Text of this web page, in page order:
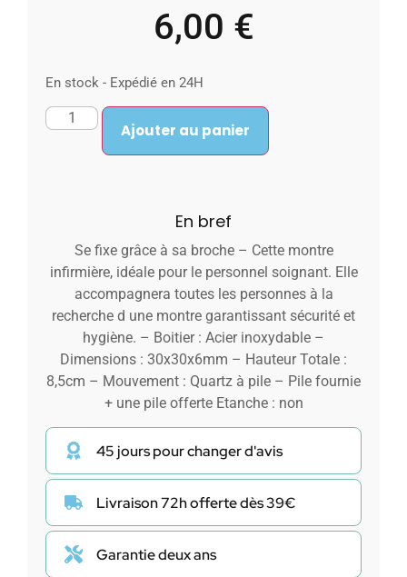
6,00 €
En stock - Expédié en 24H
Ajouter au panier
En bref
Se fixe grâce à sa broche – Cette montre
infirmière, idéale pour le personnel soignant. Elle
accompagnera toutes les personnes à la
recherche d une montre garantissant sécurité et
hygiène. – Boitier : Acier inoxydable –
Dimensions : 30x30x6mm – Hauteur Totale :
8,5cm – Mouvement : Quartz à pile – Pile fournie
+ une pile offerte Etanche : non
45 jours pour changer d'avis
Livraison 72h offerte dès 39€
Garantie deux ans